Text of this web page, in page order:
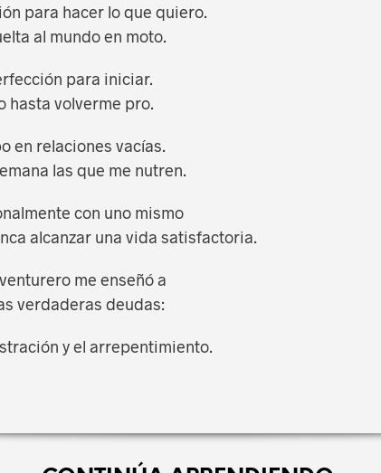
para hacer lo que quiero.
al mundo en moto.
para iniciar.
hasta volverme pro.
en relaciones vacías.
las que me nutren.
con uno mismo
alcanzar una vida satisfactoria.
me enseñó a
verdaderas deudas:
y el arrepentimiento.